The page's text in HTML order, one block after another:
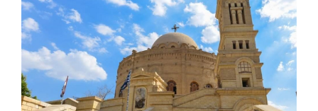
ΜΗΤΡΟΠΟΛΕΙΣ & ΕΠΙΣΚΟΠΕΣ
MEDIA